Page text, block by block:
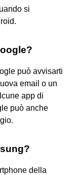
si
può avvisarti
email o un
app di
può anche
della